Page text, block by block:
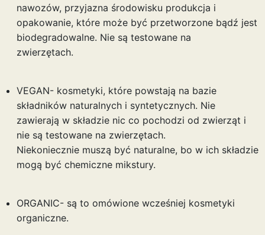
nawozów, przyjazna środowisku produkcja i
opakowanie, które może być przetworzone bądź jest
biodegradowalne. Nie są testowane na
zwierzętach.
VEGAN- kosmetyki, które powstają na bazie
składników naturalnych i syntetycznych. Nie
zawierają w składzie nic co pochodzi od zwierząt i
nie są testowane na zwierzętach.
Niekoniecznie muszą być naturalne, bo w ich składzie
mogą być chemiczne mikstury.
ORGANIC- są to omówione wcześniej kosmetyki
organiczne.